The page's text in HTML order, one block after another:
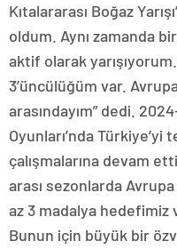
Kıtalararası Boğaz
oldum. Aynı zamanda
aktif olarak
3’üncülüğüm var.
arasındayım” dedi.
Oyunları’nda
çalışmalarına devam
arası sezonlarda
az 3 madalya hedefimiz
Bunun için büyük bir